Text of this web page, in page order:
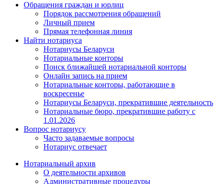
Обращения граждан и юрлиц
Порядок рассмотрения обращений
Личный прием
Прямая телефонная линия
Найти нотариуса
Нотариусы Беларуси
Нотариальные конторы
Поиск ближайшей нотариальной конторы
Онлайн запись на прием
Нотариальные конторы, работающие в
воскресенье
Нотариусы Беларуси, прекратившие деятельность
Нотариальные бюро, прекратившие работу с
1.01.2026
Вопрос нотариусу
Часто задаваемые вопросы
Нотариус отвечает
Нотариальный архив
О деятельности архивов
Административные процедуры